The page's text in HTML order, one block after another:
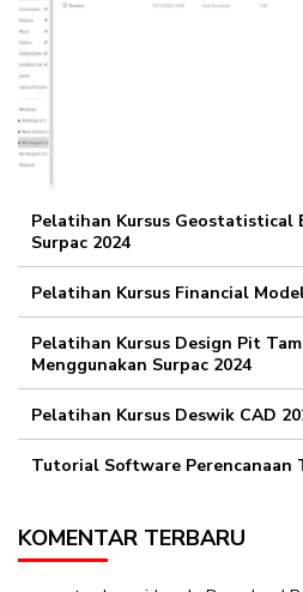
Pelatihan Kursus Geostatistical
Surpac 2024
Pelatihan Kursus Financial
Pelatihan Kursus Design Pit
Menggunakan Surpac 2024
Pelatihan Kursus Deswik CAD
Tutorial Software Perencanaan
KOMENTAR TERBARU